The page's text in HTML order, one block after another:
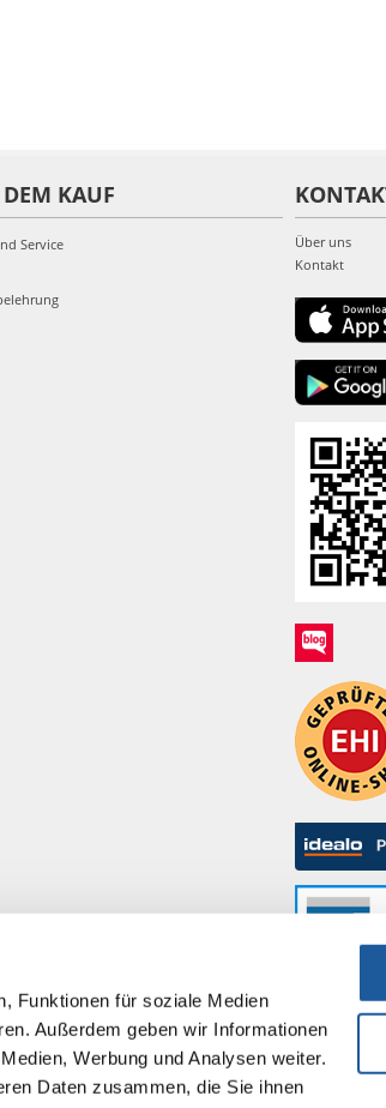
Funktionen für soziale Medien
Außerdem geben wir Informationen
Werbung und Analysen weiter.
Daten zusammen, die Sie ihnen
KAUF
Service
Über uns
Kontakt